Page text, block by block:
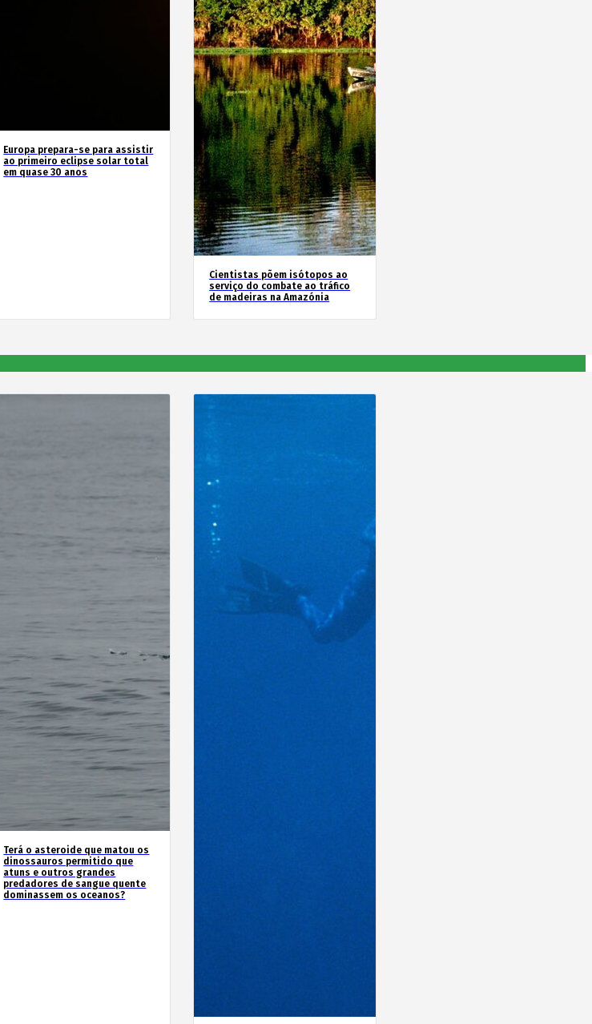
Europa prepara-se para assistir
ao primeiro eclipse solar total
em quase 30 anos
Cientistas põem isótopos ao
serviço do combate ao tráfico
de madeiras na Amazónia
Terá o asteroide que matou os
dinossauros permitido que
atuns e outros grandes
predadores de sangue quente
dominassem os oceanos?